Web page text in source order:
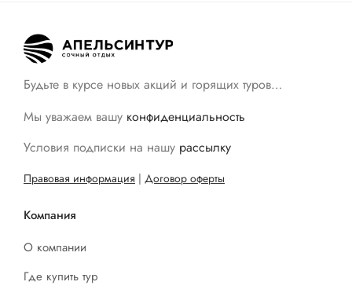
Будьте в курсе новых акций и горящих туров…
Мы уважаем вашу конфиденциальность
Условия подписки на нашу рассылку
Правовая информация | Договор оферты
Компания
О компании
Где купить тур